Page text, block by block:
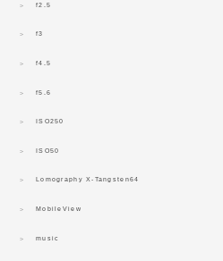
f2.5
f3
f4.5
f5.6
ISO250
ISO50
Lomography X-Tangsten64
MobileView
music